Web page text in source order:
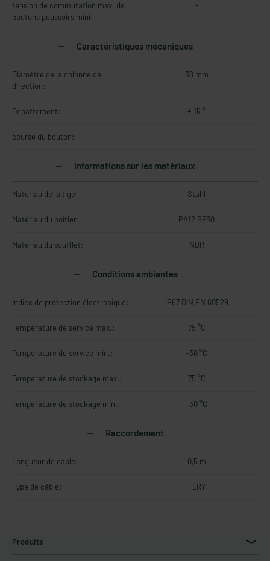
tension de commutation max. de
boutons poussoirs mini:
-
Caractéristiques mécaniques
Diamètre de la colonne de
direction:
38 mm
Débattement: ± 15 °
course du bouton: -
Informations sur les matériaux
Matériau de la tige: Stahl
Matériau du boîtier: PA12 GF30
Matériau du soufflet: NBR
Conditions ambiantes
Indice de protection électronique: IP67 DIN EN 60529
Température de service max.: 75 °C
Température de service min.: -30 °C
Température de stockage max.: 75 °C
Température de stockage min.: -30 °C
Raccordement
Longueur de câble: 0,5 m
Type de câble: FLRY
Produits